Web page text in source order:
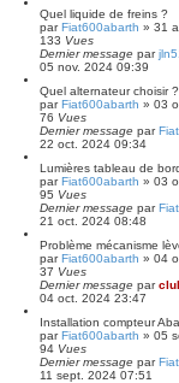
Quel liquide de freins ?
parFiat600abarth » 31
133 Vues
Dernier message par
05 nov. 2024 09:39
Quel alternateur choisir ?
parFiat600abarth » 03
76 Vues
Dernier message par
22 oct. 2024 09:34
Lumières tableau de
parFiat600abarth » 03
95 Vues
Dernier message par
21 oct. 2024 08:48
Problème mécanisme
parFiat600abarth » 04
37 Vues
Dernier message par
04 oct. 2024 23:47
Installation compteur
parFiat600abarth » 05
94 Vues
Dernier message par
11 sept. 2024 07:51